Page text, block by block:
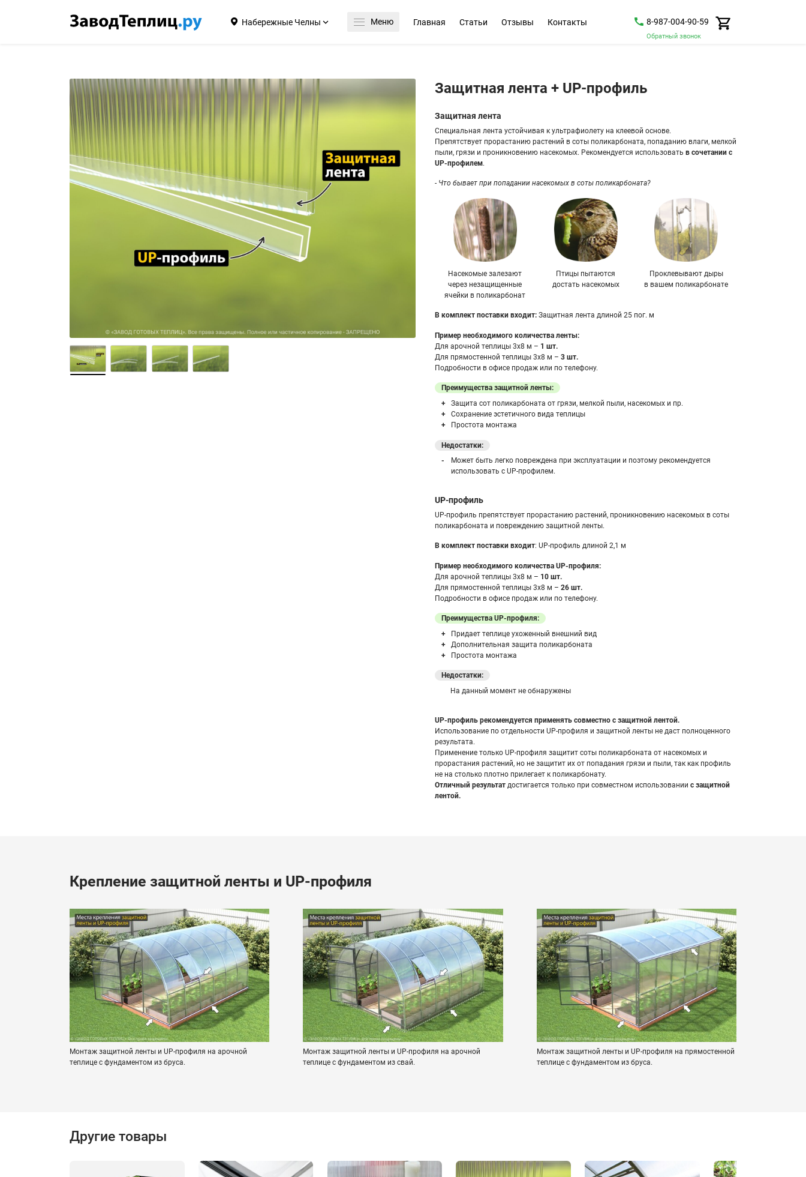
Набережные Челны Меню Главная Статьи Отзывы Контакты 8-987-004-90-59
Обратный звонок
Защитная лента + UP-профиль
Защитная лента
Специальная лента устойчивая к ультрафиолету на клеевой основе.
Препятствует прорастанию растений в соты поликарбоната, попаданию влаги, мелкой
пыли, грязи и проникновению насекомых. Рекомендуется использоватьв сочетании с
UP-профилем.
- Что бывает при попадании насекомых в соты поликарбоната?
Насекомые залезают
через незащищенные
ячейки в поликарбонат
Птицы пытаются
достать насекомых
Проклевывают дыры
в вашем поликарбонате
В комплект поставки входит: Защитная лента длиной 25 пог. м
Пример необходимого количества ленты:
Для арочной теплицы 3х8 м – 1 шт.
Для прямостенной теплицы 3х8 м –3 шт.
Подробности в офисе продаж или по телефону.
Преимущества защитной ленты:
Защита сот поликарбоната от грязи, мелкой пыли, насекомых и пр.
Сохранение эстетичного вида теплицы
Простота монтажа
Недостатки:
Может быть легко повреждена при эксплуатации и поэтому рекомендуется
использовать с UP-профилем.
UP-профиль
UP-профиль препятствует прорастанию растений, проникновению насекомых в соты
поликарбоната и повреждению защитной ленты.
В комплект поставки входит: UP-профиль длиной 2,1 м
Пример необходимого количества UP-профиля:
Для арочной теплицы 3х8 м – 10 шт.
Для прямостенной теплицы 3х8 м –26 шт.
Подробности в офисе продаж или по телефону.
Преимущества UP-профиля:
Придает теплице ухоженный внешний вид
Дополнительная защита поликарбоната
Простота монтажа
Недостатки:
На данный момент не обнаружены
UP-профиль рекомендуется применять совместно с защитной лентой.
Использование по отдельности UP-профиля и защитной ленты не даст полноценного
результата.
Применение только UP-профиля защитит соты поликарбоната от насекомых и
прорастания растений, но не защитит их от попадания грязи и пыли, так как профиль
не на столько плотно прилегает к поликарбонату.
Отличный результат достигается только при совместном использованиис защитной
лентой.
Крепление защитной ленты и UP-профиля
Монтаж защитной ленты и UP-профиля на арочной
теплице с фундаментом из бруса.
Монтаж защитной ленты и UP-профиля на арочной
теплице с фундаментом из свай.
Монтаж защитной ленты и UP-профиля на прямостенной
теплице с фундаментом из бруса.
Другие товары